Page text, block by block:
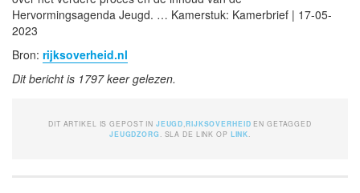
Hervormingsagenda Jeugd. … Kamerstuk: Kamerbrief | 17-05-
2023
Bron: rijksoverheid.nl
Dit bericht is 1797 keer gelezen.
DIT ARTIKEL IS GEPOST IN JEUGD ,RIJKSOVERHEID EN GETAGGED
JEUGDZORG . SLA DE LINK OP LINK